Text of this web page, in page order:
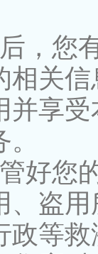
后，
相关
并享
管好
、盗
政等